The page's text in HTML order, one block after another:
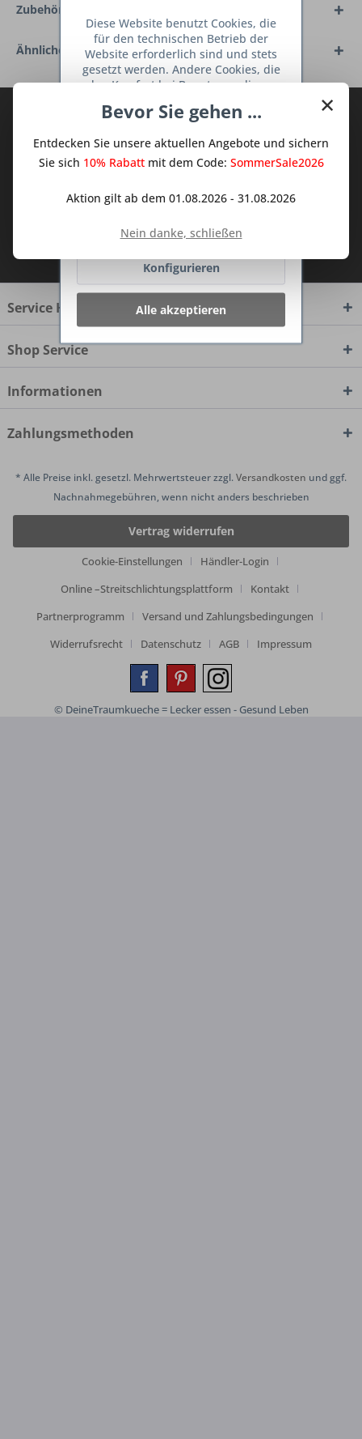
Zubehör
Ähnliche Artikel
Abonnieren Sie den kostenlosen Deine
Sie keine Neuigkeit oder Aktion mehr aus
dem Traum Küchen - Shop.
Ich habe dieDatenschutzbestimmungen
zur Kenntnis genommen.
Service Hotline
Shop Service
Informationen
Zahlungsmethoden
* Alle Preise inkl. gesetzl. Mehrwertsteuer zzgl.Versandkosten und ggf.
Nachnahmegebühren, wenn nicht anders beschrieben
Vertrag widerrufen
Cookie-Einstellungen
Händler-Login
Online –Streitschlichtungsplattform
Kontakt
Partnerprogramm
Versand und Zahlungsbedingungen
Widerrufsrecht
Datenschutz AGB Impressum
© DeineTraumkueche = Lecker essen - Gesund Leben
×
Bevor Sie gehen ...
Entdecken Sie unsere aktuellen Angebote und sichern
Sie sich 10% Rabattmit dem Code: SommerSale2026
Aktion gilt ab dem 01.08.2026 - 31.08.2026
Nein danke, schließen
Diese Website benutzt Cookies, die
für den technischen Betrieb der
Website erforderlich sind und stets
gesetzt werden. Andere Cookies, die
den Komfort bei Benutzung dieser
dienen oder die Interaktion mit
Netzwerken vereinfachen sollen,
werden nur mit Ihrer Zustimmung
Ablehnen
Konfigurieren
Alle akzeptieren